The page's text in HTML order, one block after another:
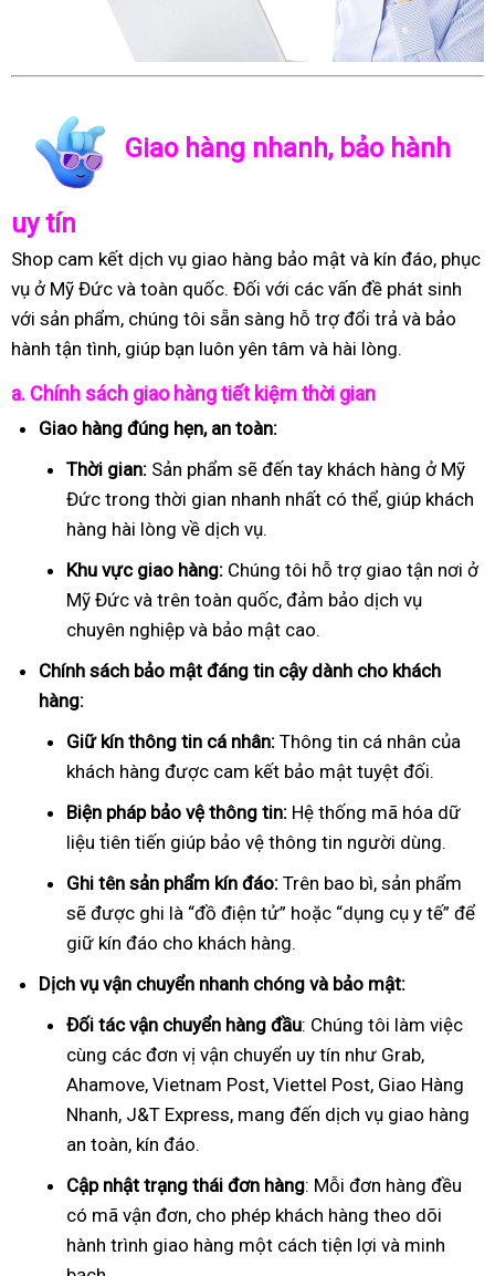
Giao hàng nhanh, bảo hành
uy tín
Shop cam kết dịch vụ giao hàng bảo mật và kín đáo, phục
vụ ở Mỹ Đức và toàn quốc. Đối với các vấn đề phát sinh
với sản phẩm, chúng tôi sẵn sàng hỗ trợ đổi trả và bảo
hành tận tình, giúp bạn luôn yên tâm và hài lòng.
a. Chính sách giao hàng tiết kiệm thời gian
Giao hàng đúng hẹn, an toàn:
Thời gian: Sản phẩm sẽ đến tay khách hàng ở Mỹ
Đức trong thời gian nhanh nhất có thể, giúp khách
hàng hài lòng về dịch vụ.
Khu vực giao hàng: Chúng tôi hỗ trợ giao tận nơi ở
Mỹ Đức và trên toàn quốc, đảm bảo dịch vụ
chuyên nghiệp và bảo mật cao.
Chính sách bảo mật đáng tin cậy dành cho khách
hàng:
Giữ kín thông tin cá nhân: Thông tin cá nhân của
khách hàng được cam kết bảo mật tuyệt đối.
Biện pháp bảo vệ thông tin: Hệ thống mã hóa dữ
liệu tiên tiến giúp bảo vệ thông tin người dùng.
Ghi tên sản phẩm kín đáo: Trên bao bì, sản phẩm
sẽ được ghi là “đồ điện tử” hoặc “dụng cụ y tế” để
giữ kín đáo cho khách hàng.
Dịch vụ vận chuyển nhanh chóng và bảo mật:
Đối tác vận chuyển hàng đầu: Chúng tôi làm việc
cùng các đơn vị vận chuyển uy tín như Grab,
Ahamove, Vietnam Post, Viettel Post, Giao Hàng
Nhanh, J&T Express, mang đến dịch vụ giao hàng
an toàn, kín đáo.
Cập nhật trạng thái đơn hàng: Mỗi đơn hàng đều
có mã vận đơn, cho phép khách hàng theo dõi
hành trình giao hàng một cách tiện lợi và minh